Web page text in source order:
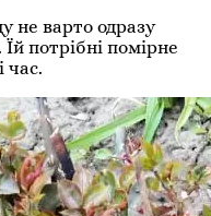
не варто одразу
потрібні помірне
час.